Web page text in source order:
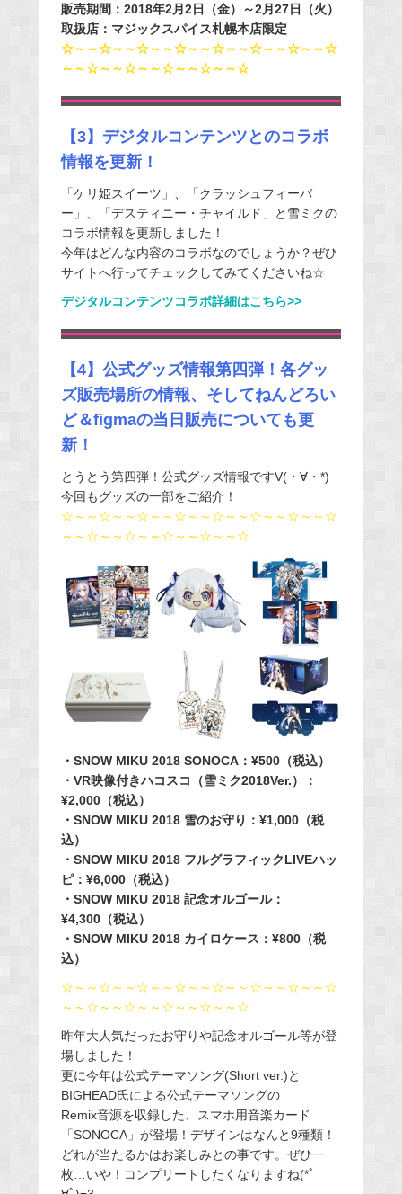
販売期間：2018年2月2日（金）～2月27日（火）
取扱店：マジックスパイス札幌本店限定
☆～～☆～～☆～～☆～～☆～～☆～～☆～～☆
～～☆～～☆～～☆～～☆～～☆
【3】デジタルコンテンツとのコラボ
情報を更新！
「ケリ姫スイーツ」、「クラッシュフィーバ
ー」、「デスティニー・チャイルド」と雪ミクの
コラボ情報を更新しました！
今年はどんな内容のコラボなのでしょうか？ぜひ
サイトへ行ってチェックしてみてくださいね☆
デジタルコンテンツコラボ詳細はこちら>>
【4】公式グッズ情報第四弾！各グッ
ズ販売場所の情報、そしてねんどろい
ど＆figmaの当日販売についても更
新！
とうとう第四弾！公式グッズ情報ですV(・∀・*)
今回もグッズの一部をご紹介！
☆～～☆～～☆～～☆～～☆～～☆～～☆～～☆
～～☆～～☆～～☆～～☆～～☆
・SNOW MIKU 2018 SONOCA：¥500（税込）
・VR映像付きハコスコ（雪ミク2018Ver.）：
¥2,000（税込）
・SNOW MIKU 2018 雪のお守り：¥1,000（税
込）
・SNOW MIKU 2018 フルグラフィックLIVEハッ
ピ：¥6,000（税込）
・SNOW MIKU 2018 記念オルゴール：
¥4,300（税込）
・SNOW MIKU 2018 カイロケース：¥800（税
込）
☆～～☆～～☆～～☆～～☆～～☆～～☆～～☆
～～☆～～☆～～☆～～☆～～☆
昨年大人気だったお守りや記念オルゴール等が登
場しました！
更に今年は公式テーマソング(Short ver.)と
BIGHEAD氏による公式テーマソングの
Remix音源を収録した、スマホ用音楽カード
「SONOCA」が登場！デザインはなんと9種類！
どれが当たるかはお楽しみとの事です。ぜひ一
枚…いや！コンプリートしたくなりますね(*ﾟ